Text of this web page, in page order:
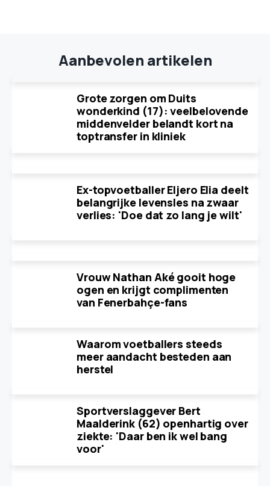
Aanbevolen artikelen
Grote zorgen om Duits
wonderkind (17): veelbelovende
middenvelder belandt kort na
toptransfer in kliniek
Ex-topvoetballer Eljero Elia deelt
belangrijke levensles na zwaar
verlies: 'Doe dat zo lang je wilt'
Vrouw Nathan Aké gooit hoge
ogen en krijgt complimenten
van Fenerbahçe-fans
Waarom voetballers steeds
meer aandacht besteden aan
herstel
Sportverslaggever Bert
Maalderink (62) openhartig over
ziekte: 'Daar ben ik wel bang
voor'